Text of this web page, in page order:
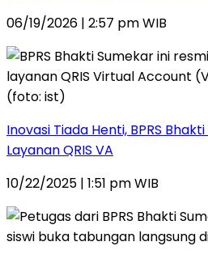
06/19/2026 | 2:57 pm WIB
Inovasi Tiada Henti, BPRS
Layanan QRIS VA
10/22/2025 | 1:51 pm WIB